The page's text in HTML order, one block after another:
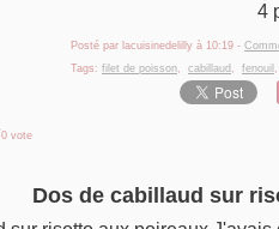
4
Posté par lacuisinedelilly à 10:19 -
Tags: filet de poisson, cabillaud , fenouil ,
0 vote
Dos de cabillaud sur